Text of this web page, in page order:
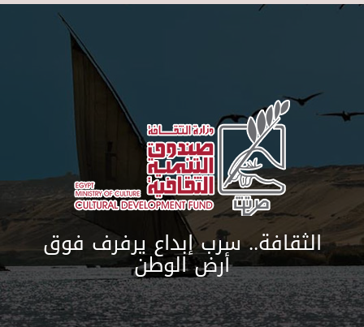
Skip to main content
الثقافة.. سرب إبداع يرفرف فوق
أرض الوطن